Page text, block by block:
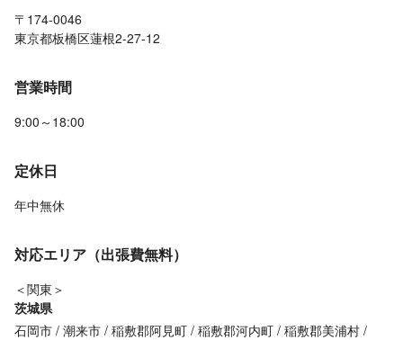
〒174-0046
東京都板橋区蓮根2-27-12
営業時間
9:00～18:00
定休日
年中無休
対応エリア（出張費無料）
＜関東＞
茨城県
石岡市 潮来市 稲敷郡阿見町 稲敷郡河内町 稲敷郡美浦村